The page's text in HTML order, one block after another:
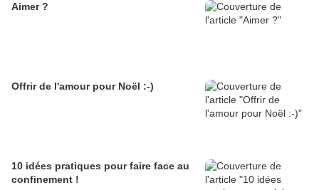
Aimer ?
Offrir de l'amour pour Noël :-)
10 idées pratiques pour faire face au
confinement !